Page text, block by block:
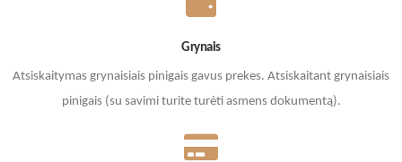
Grynais
Atsiskaitymas grynaisiais pinigais gavus prekes. Atsiskaitant grynaisiais
pinigais (su savimi turite turėti asmens dokumentą).